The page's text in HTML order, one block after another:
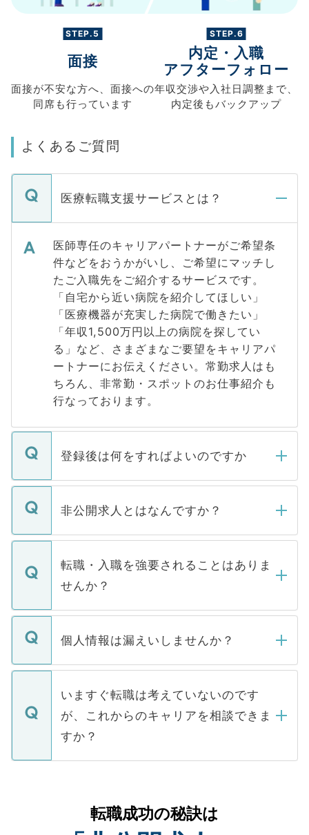
STEP.5
面接
面接が不安な方へ、 面接への
同席も行っています
STEP.6
内定・入職
アフターフォロー
年収交渉や入社日調整まで、
内定後もバックアップ
よくあるご質問
医療転職支援サービスとは？
医師専任のキャリアパートナーがご希望条
件などをおうかがいし、ご希望にマッチし
たご入職先をご紹介するサービスです。
「自宅から近い病院を紹介してほしい」
「医療機器が充実した病院で働きたい」
「年収1,500万円以上の病院を探してい
る」など、さまざまなご要望をキャリアパ
ートナーにお伝えください。常勤求人はも
ちろん、非常勤・スポットのお仕事紹介も
行なっております。
登録後は何をすればよいのですか
ご登録いただきましたら、弊社担当者がご
登録内容を確認し、その後メールもしくは
ます。通常、5営業日以内にはご連絡をせて
いただきますので、しばらくお待ちくださ
非公開求人とはなんですか？
マイナビDOCTORで取り扱っている求人の
うち約3割は、Webサイトからご覧いただ
けない「非公開求人」です。非公開求人は
下記の理由によって、一般には公開してい
ません。
■応募殺到を避けるため 人気のある医療機
関を公にしてしまうと、応募が殺到する場
に、医療機関が求める条件に合った人材の
みを人材紹介会社に依頼するケースが増え
ています。
転職・入職を強要されることはありま
せんか？
転職・入職を強要することは一切ありませ
ん。また、仮に応募先から内定をいただい
定を承諾する必要はありません。内定先へ
の辞退の連絡はキャリアパートナーが行い
個人情報は漏えいしませんか？
個人情報が漏えいすることはありませんの
で、ご安心ください。当サイトからの登録
などで収集したご登録者様の個人情報は、
ご本人のキャリアアップおよび転職活動の
支援を目的に使用いたします。お預かりし
ているすべての個人データはご本人の許可
は、個人情報の取り扱いについての厳密な
管理基準を満たした事業者のみに付与され
いますぐ転職は考えていないのです
が、これからのキャリアを相談できま
すか？
かがいして、現在の医療機関の状況や紹介
経験をまじえながら、適切なアドバイスを
転職成功の秘訣は